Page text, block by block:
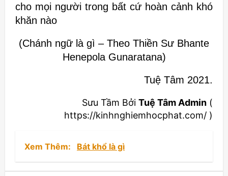
cho mọi người trong bất cứ hoàn cảnh khó
khăn nào
(Chánh ngữ là gì – Theo Thiền Sư Bhante
Henepola Gunaratana)
Tuệ Tâm 2021.
Sưu Tầm Bởi Tuệ Tâm Admin (
https://kinhnghiemhocphat.com/ )
Xem Thêm: Bát khổ là gì